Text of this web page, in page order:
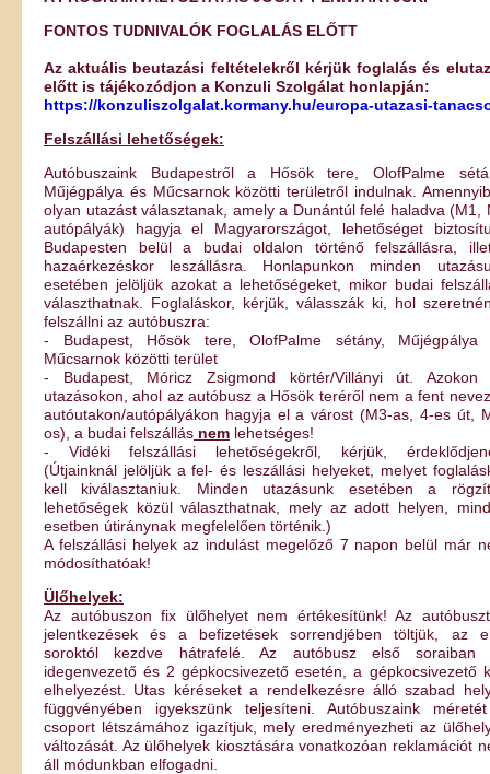
FONTOS TUDNIVALÓK FOGLALÁS ELŐTT
Az aktuális beutazási feltételekről kérjük foglalás és
előtt is tájékozódjon a Konzuli Szolgálat honlapján:
https://konzuliszolgalat.kormany.hu/europa-utazasi-
Felszállási lehetőségek:
Autóbuszaink Budapestről a Hősök tere, OlofPalme
Műjégpálya és Műcsarnok közötti területről indulnak.
olyan utazást választanak, amely a Dunántúl felé haladva (M1,
autópályák) hagyja el Magyarországot, lehetőséget
Budapesten belül a budai oldalon történő felszállásra,
hazaérkezéskor leszállásra. Honlapunkon minden
esetében jelöljük azokat a lehetőségeket, mikor budai
választhatnak. Foglaláskor, kérjük, válasszák ki, hol
felszállni az autóbuszra:
- Budapest, Hősök tere, OlofPalme sétány, Műjégpálya
Műcsarnok közötti terület
- Budapest, Móricz Zsigmond körtér/Villányi út. Azokon
utazásokon, ahol az autóbusz a Hősök teréről nem a fent
autóutakon/autópályákon hagyja el a várost (M3-as, 4-es út,
os), a budai felszállás nem lehetséges!
- Vidéki felszállási lehetőségekről, kérjük,
(Útjainknál jelöljük a fel- és leszállási helyeket, melyet
kell kiválasztaniuk. Minden utazásunk esetében a
lehetőségek közül választhatnak, mely az adott helyen,
esetben útiránynak megfelelően történik.)
A felszállási helyek az indulást megelőző 7 napon belül már
módosíthatóak!
Ülőhelyek:
Az autóbuszon fix ülőhelyet nem értékesítünk! Az
jelentkezések és a befizetések sorrendjében töltjük, az
soroktól kezdve hátrafelé. Az autóbusz első soraiban
idegenvezető és 2 gépkocsivezető esetén, a gépkocsivezető
elhelyezést. Utas kéréseket a rendelkezésre álló szabad
függvényében igyekszünk teljesíteni. Autóbuszaink
csoport létszámához igazítjuk, mely eredményezheti az
változását. Az ülőhelyek kiosztására vonatkozóan reklamációt
áll módunkban elfogadni.